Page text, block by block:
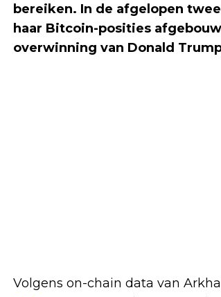
bereiken. In de afgelopen
haar Bitcoin-posities
overwinning van Donald
Volgens on-chain data van